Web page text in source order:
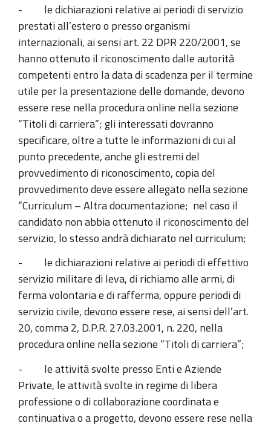
- le dichiarazioni relative ai periodi di servizio
prestati all’estero o presso organismi
internazionali, ai sensi art. 22 DPR 220/2001, se
hanno ottenuto il riconoscimento dalle autorità
competenti entro la data di scadenza per il termine
utile per la presentazione delle domande, devono
essere rese nella procedura online nella sezione
“Titoli di carriera”; gli interessati dovranno
specificare, oltre a tutte le informazioni di cui al
punto precedente, anche gli estremi del
provvedimento di riconoscimento, copia del
provvedimento deve essere allegato nella sezione
“Curriculum – Altra documentazione; nel caso il
candidato non abbia ottenuto il riconoscimento del
servizio, lo stesso andrà dichiarato nel curriculum;
- le dichiarazioni relative ai periodi di effettivo
servizio militare di leva, di richiamo alle armi, di
ferma volontaria e di rafferma, oppure periodi di
servizio civile, devono essere rese, ai sensi dell’art.
20, comma 2, D.P.R. 27.03.2001, n. 220, nella
procedura online nella sezione “Titoli di carriera”;
- le attività svolte presso Enti e Aziende
Private, le attività svolte in regime di libera
professione o di collaborazione coordinata e
continuativa o a progetto, devono essere rese nella